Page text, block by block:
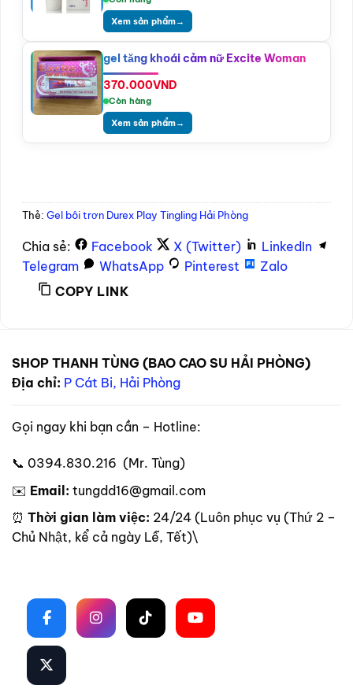
Xem sản phẩm→
gel tăng khoái cảm nữ Excite Woman
370.000VND
Còn hàng
Xem sản phẩm→
Thẻ: Gel bôi trơn Durex Play Tingling Hải Phòng
Chia sẻ: Facebook X (Twitter)
LinkedIn
Telegram
WhatsApp Pinterest
Zalo
COPY LINK
SHOP THANH TÙNG (BAO CAO SU HẢI PHÒNG)
Địa chỉ: P Cát Bi, Hải Phòng
Gọi ngay khi bạn cần – Hotline:
📞 0394.830.216 (Mr. Tùng)
✉️ Email: tungdd16@gmail.com
⏰ Thời gian làm việc: 24/24 (Luôn phục vụ (Thứ 2 –
Chủ Nhật, kể cả ngày Lễ, Tết)\